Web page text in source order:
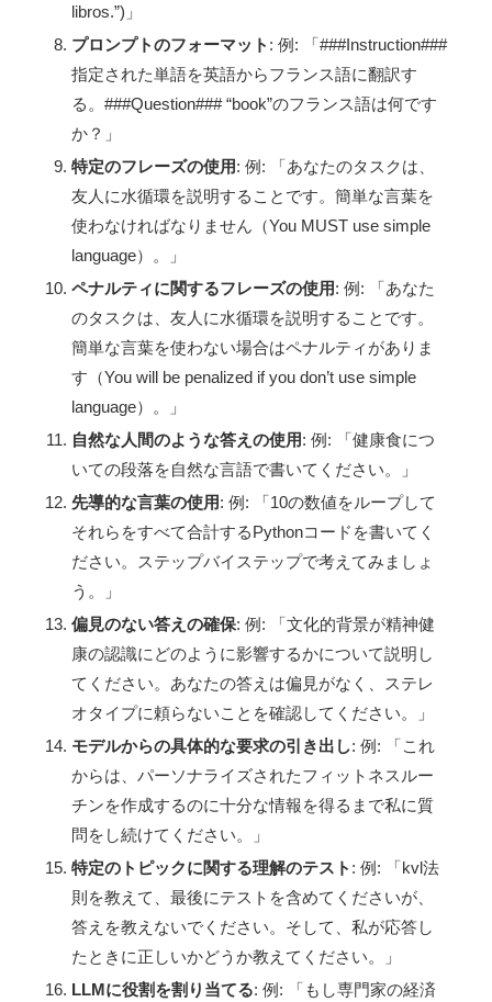
libros.”)」
プロンプトのフォーマット : 例: 「###Instruction###
指定された単語を英語からフランス語に翻訳す
る。###Question### “book”のフランス語は何です
か？」
特定のフレーズの使用: 例: 「あなたのタスクは、
友人に水循環を説明することです。簡単な言葉を
使わなければなりません（You MUST use simple
language）。」
ペナルティに関するフレーズの使用: 例: 「あなた
のタスクは、友人に水循環を説明することです。
簡単な言葉を使わない場合はペナルティがありま
す（You will be penalized if you don’t use simple
language）。」
自然な人間のような答えの使用: 例: 「健康食につ
いての段落を自然な言語で書いてください。」
先導的な言葉の使用: 例: 「10の数値をループして
それらをすべて合計するPythonコードを書いてく
ださい。ステップバイステップで考えてみましょ
う。」
偏見のない答えの確保: 例: 「文化的背景が精神健
康の認識にどのように影響するかについて説明し
てください。あなたの答えは偏見がなく、ステレ
オタイプに頼らないことを確認してください。」
モデルからの具体的な要求の引き出し: 例: 「これ
からは、パーソナライズされたフィットネスルー
チンを作成するのに十分な情報を得るまで私に質
問をし続けてください。」
特定のトピックに関する理解のテスト : 例: 「kvl法
則を教えて、最後にテストを含めてくださいが、
答えを教えないでください。そして、私が応答し
たときに正しいかどうか教えてください。」
LLMに役割を割り当てる: 例: 「もし専門家の経済